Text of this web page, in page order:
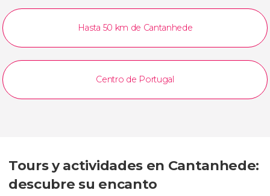
Hasta 50 km de Cantanhede
Centro de Portugal
Tours y actividades en Cantanhede:
descubre su encanto